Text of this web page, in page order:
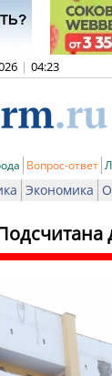
| 04:23
Вопрос-ответ
Экономика